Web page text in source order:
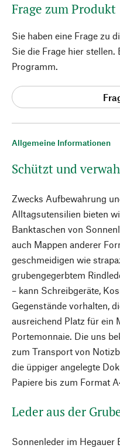
Allgemeine Informationen
Schützt und
Zwecks Aufbewahrung
Alltagsutensilien bieten
Banktaschen von
auch Mappen anderer
geschmeidigen wie
grubengegerbtem
– kann Schreibgeräte,
Gegenstände vorhalten,
ausreichend Platz für ein
Portemonnaie. Die uns
zum Transport von
die üppiger angelegte
Papiere bis zum Format
Leder aus der
Sonnenleder im Hegauer
Frage zum Produkt
Sie haben eine Frage zu
Sie die Frage hier
Programm.